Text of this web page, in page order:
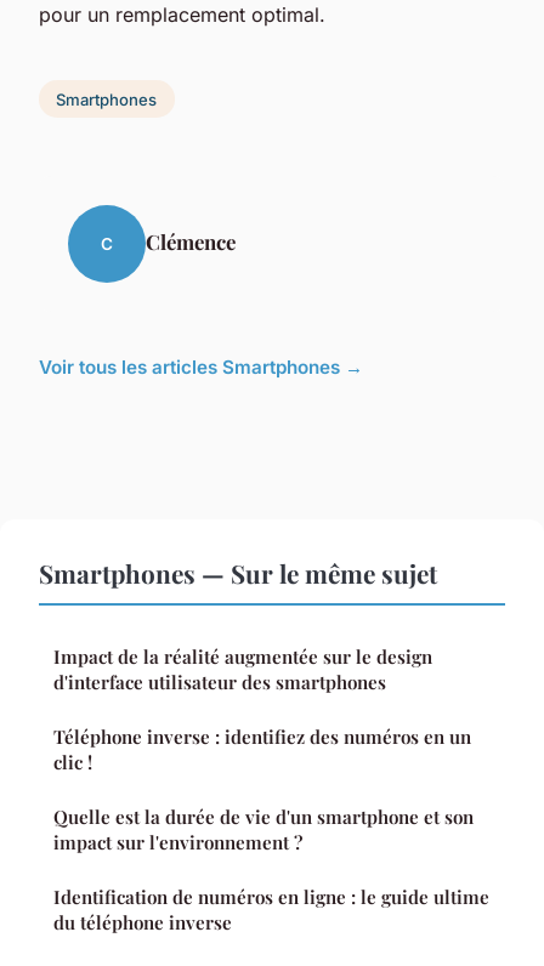
pour un remplacement optimal.
Smartphones
C Clémence
Voir tous les articles Smartphones →
Smartphones — Sur le même sujet
Impact de la réalité augmentée sur le design
d'interface utilisateur des smartphones
Téléphone inverse : identifiez des numéros en un
clic !
Quelle est la durée de vie d'un smartphone et son
impact sur l'environnement ?
Identification de numéros en ligne : le guide ultime
du téléphone inverse